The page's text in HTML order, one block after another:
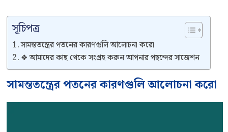
সূচিপত্র
সামন্ততন্ত্রের পতনের কারণগুলি আলোচনা করো
❖ আমাদের কাছ থেকে সংগ্রহ করুন আপনার পছন্দের সাজেশন
সামন্ততন্ত্রের পতনের কারণগুলি আলোচনা করো